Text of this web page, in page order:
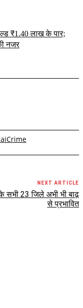
₹1.40 लाख के पार;
नजर
NEXT ARTICLE
सभी 23 जिले अभी भी बाढ़
से प्रभावित